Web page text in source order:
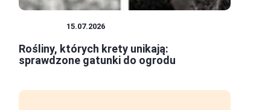
15.07.2026
Rośliny, których krety unikają:
sprawdzone gatunki do ogrodu